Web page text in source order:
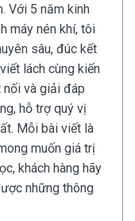
Với 5 năm kinh
máy nén khí, tôi
sâu, đúc kết
lách cùng kiến
và giải đáp
hỗ trợ quý vị
Mỗi bài viết là
muốn giá trị
khách hàng hãy
những thông